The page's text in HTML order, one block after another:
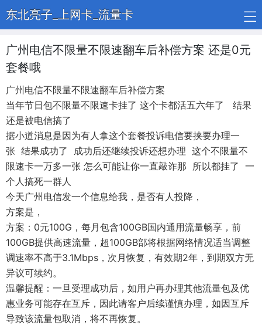
东北亮子_上网卡_流量卡
广州电信不限量不限速翻车后补偿方案 还是0元
套餐哦
广州电信不限量不限速翻车后补偿方案
当年节日包不限量不限速卡挂了 这个卡都活五六年了 结果
还是被电信搞了
据小道消息是因为有人拿这个套餐投诉电信要挟要办理一
张 结果成功了 成功后还继续投诉还想办理 这个不限量不
限速卡一万多一张 怎么可能让你一直敲诈那 所以都挂了 一
个人搞死一群人
今天广州电信发一个信息给我，是否有人投降，
方案是，
方案：0元100G，每月包含100GB国内通用流量畅享，前
100GB提供高速流量，超100GB部将根据网络情况适当调整
调速率不高于3.1Mbps，次月恢复，有效期2年，到期双方无
异议可续约。
温馨提醒：一旦受理成功后，如用户再办理其他流量包及优
惠业务可能存在互斥，因此请客户后续谨慎办理，如因互斥
导致该流量包取消，将不再恢复。